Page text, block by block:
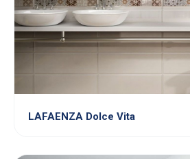
LAFAENZA Dolce Vita